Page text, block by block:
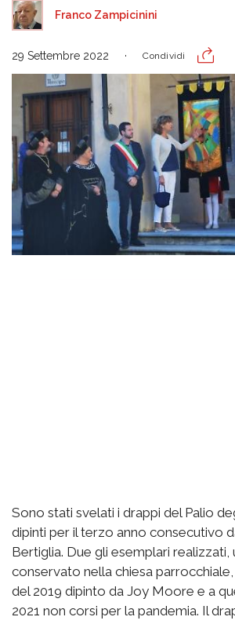
Franco Zampicinini
29 Settembre 2022 Condividi
Sono stati svelati i drappi del Palio
dipinti per il terzo anno consecutivo
Bertiglia. Due gli esemplari realizzati,
conservato nella chiesa
del 2019 dipinto da Joy Moore e a
2021 non corsi per la pandemia. Il